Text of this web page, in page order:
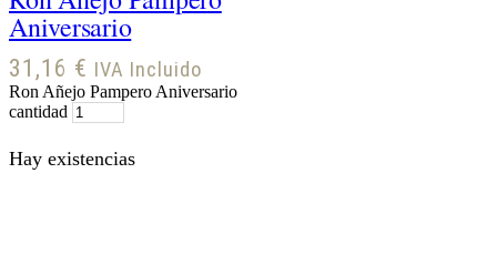
Aniversario
31,16 € IVA Incluido
Ron Añejo Pampero Aniversario
cantidad
Hay existencias